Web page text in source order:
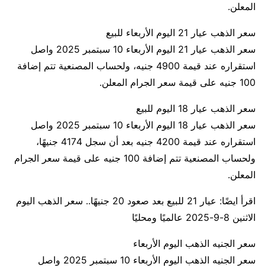
المعلن.
سعر الذهب عيار 21 اليوم الأربعاء للبيع
سعر الذهب عيار 21 اليوم الأربعاء 10 سبتمبر 2025 واصل
استقراره عند قيمة 4900 جنيه، ولحساب المصنعية تتم إضافة
100 جنيه على قيمة سعر الجرام المعلن.
سعر الذهب عيار 18 اليوم للبيع
سعر الذهب عيار 18 اليوم الأربعاء 10 سبتمبر 2025 واصل
استقراره عند قيمة 4200 جنيه بعد أن سجل 4174 جنيهًا،
ولحساب المصنعية تتم إضافة 100 جنيه على قيمة سعر الجرام
المعلن.
اقرأ ايضًا: عيار 21 للبيع بعد صعود 20 جنيهًا.. سعر الذهب اليوم
الاثنين 8-9-2025 عالميًا ومحليًا
سعر الجنيه الذهب اليوم الأربعاء
سعر الجنيه الذهب اليوم الأربعاء 10 سبتمبر 2025 واصل